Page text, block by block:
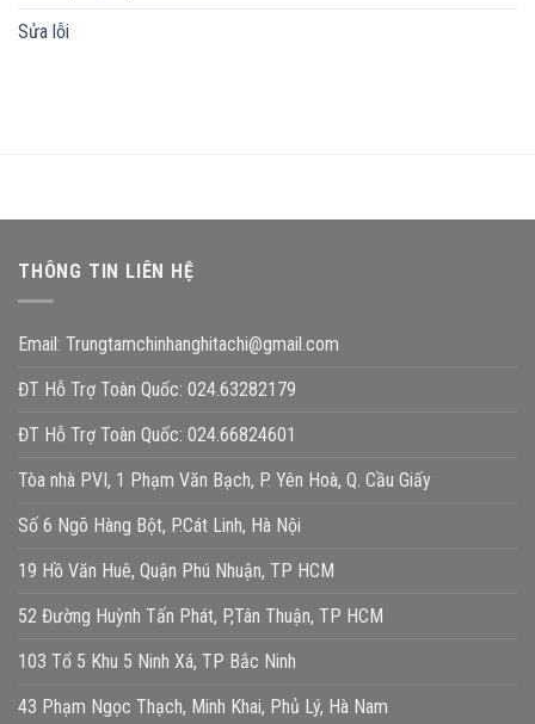
Sửa lỗi
THÔNG TIN LIÊN HỆ
Email: Trungtamchinhanghitachi@gmail.com
ĐT Hỗ Trợ Toàn Quốc: 024.63282179
ĐT Hỗ Trợ Toàn Quốc: 024.66824601
Tòa nhà PVI, 1 Phạm Văn Bạch, P. Yên Hoà, Q. Cầu Giấy
Số 6 Ngõ Hàng Bột, P.Cát Linh, Hà Nội
19 Hồ Văn Huê, Quận Phú Nhuận, TP HCM
52 Đường Huỳnh Tấn Phát, P,Tân Thuận, TP HCM
103 Tổ 5 Khu 5 Ninh Xá, TP Bắc Ninh
43 Phạm Ngọc Thạch, Minh Khai, Phủ Lý, Hà Nam